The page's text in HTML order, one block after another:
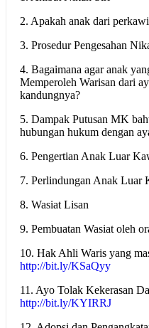
2. Apakah anak dari
3. Prosedur Pengesahan
4. Bagaimana agar anak
Memperoleh Warisan dari
kandungnya?
5. Dampak Putusan MK
hubungan hukum dengan
6. Pengertian Anak Luar
7. Perlindungan Anak Luar
8. Wasiat Lisan
9. Pembuatan Wasiat oleh
10. Hak Ahli Waris yang
http://bit.ly/KSaQyy
11. Ayo Tolak Kekerasan
http://bit.ly/KYIRRJ